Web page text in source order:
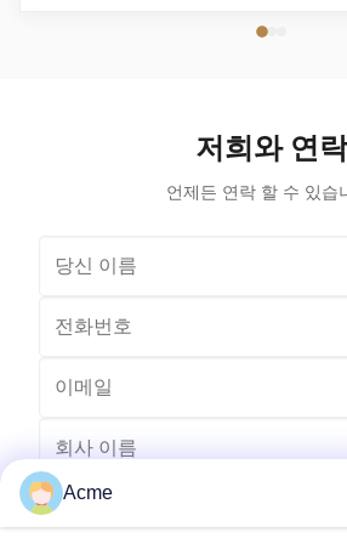
can be connected to a generator via a cable
thick SUS304 OR 316L stainless steel
저희와 연락
언제든 연락 할 수 있습
Acme